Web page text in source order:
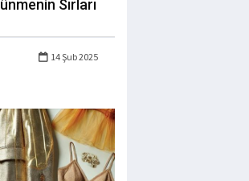
Sırları
14 Şub 2025